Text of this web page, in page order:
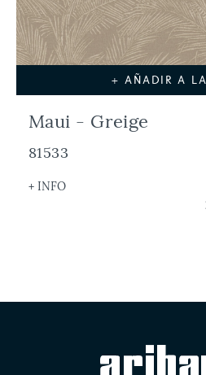
+ AÑADIR A
Maui - Greige
81533
+ INFO